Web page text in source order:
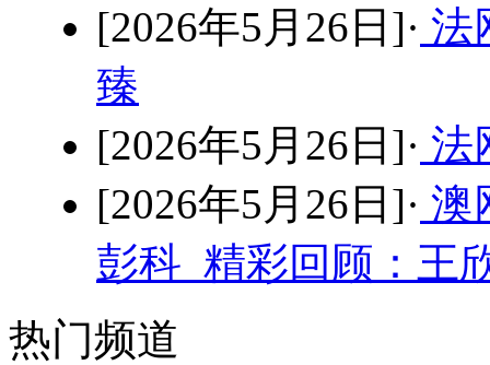
[2026年5月26日]· 法
臻
[2026年5月26日]· 法
[2026年5月26日]· 澳
彭科 精彩回顾：王
热门频道